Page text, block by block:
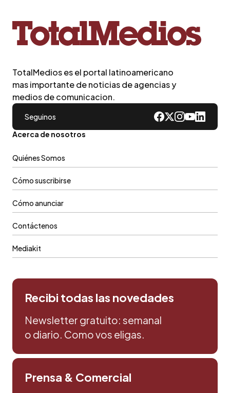
TotalMedios es el portal latinoamericano
mas importante de noticias de agencias y
medios de comunicacion.
Seguinos
Acerca de nosotros
Quiénes Somos
Cómo suscribirse
Cómo anunciar
Contáctenos
Mediakit
Recibi todas las novedades
Newsletter gratuito: semanal
o diario. Como vos eligas.
Prensa & Comercial